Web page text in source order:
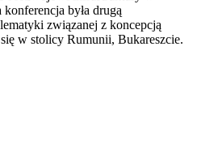
była drugą
związanej z koncepcją
w stolicy Rumunii, Bukareszcie.